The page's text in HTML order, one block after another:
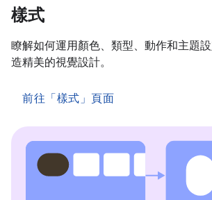
樣式
瞭解如何運用顏色、類型、動作和主題
造精美的視覺設計。
前往「樣式」頁面